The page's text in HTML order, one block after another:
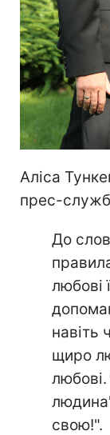
Аліса
прес-
До
любові
навіть
щиро
свою!".